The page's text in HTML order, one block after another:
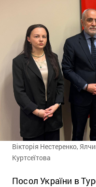
Вікторія Нестеренко,
Куртсеїтова
Посол України в